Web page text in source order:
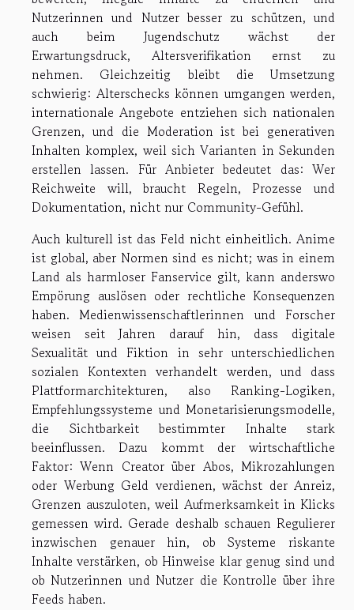
Nutzerinnen und Nutzer besser zu schützen, und
auch beim Jugendschutz wächst der
Erwartungsdruck, Altersverifikation ernst zu
nehmen. Gleichzeitig bleibt die Umsetzung
schwierig: Alterschecks können umgangen werden,
internationale Angebote entziehen sich nationalen
Grenzen, und die Moderation ist bei generativen
Inhalten komplex, weil sich Varianten in Sekunden
erstellen lassen. Für Anbieter bedeutet das: Wer
Reichweite will, braucht Regeln, Prozesse und
Dokumentation, nicht nur Community-Gefühl.
Auch kulturell ist das Feld nicht einheitlich. Anime
ist global, aber Normen sind es nicht; was in einem
Land als harmloser Fanservice gilt, kann anderswo
Empörung auslösen oder rechtliche Konsequenzen
haben. Medienwissenschaftlerinnen und Forscher
weisen seit Jahren darauf hin, dass digitale
Sexualität und Fiktion in sehr unterschiedlichen
sozialen Kontexten verhandelt werden, und dass
Plattformarchitekturen, also Ranking-Logiken,
Empfehlungssysteme und Monetarisierungsmodelle,
die Sichtbarkeit bestimmter Inhalte stark
beeinflussen. Dazu kommt der wirtschaftliche
Faktor: Wenn Creator über Abos, Mikrozahlungen
oder Werbung Geld verdienen, wächst der Anreiz,
Grenzen auszuloten, weil Aufmerksamkeit in Klicks
gemessen wird. Gerade deshalb schauen Regulierer
inzwischen genauer hin, ob Systeme riskante
Inhalte verstärken, ob Hinweise klar genug sind und
ob Nutzerinnen und Nutzer die Kontrolle über ihre
Feeds haben.